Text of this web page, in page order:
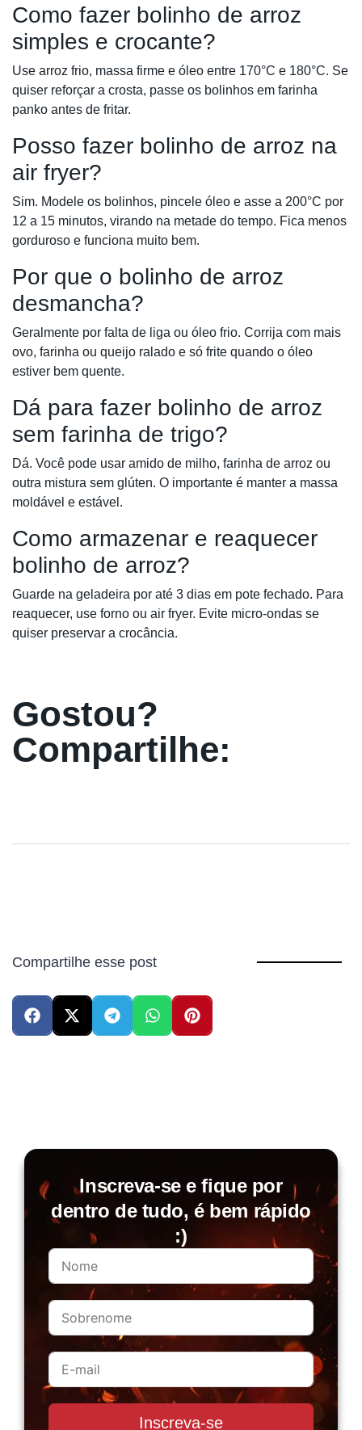
Como fazer bolinho de arroz
simples e crocante?
Use arroz frio, massa firme e óleo entre 170°C e 180°C. Se
quiser reforçar a crosta, passe os bolinhos em farinha
panko antes de fritar.
Posso fazer bolinho de arroz na
air fryer?
Sim. Modele os bolinhos, pincele óleo e asse a 200°C por
12 a 15 minutos, virando na metade do tempo. Fica menos
gorduroso e funciona muito bem.
Por que o bolinho de arroz
desmancha?
Geralmente por falta de liga ou óleo frio. Corrija com mais
ovo, farinha ou queijo ralado e só frite quando o óleo
estiver bem quente.
Dá para fazer bolinho de arroz
sem farinha de trigo?
Dá. Você pode usar amido de milho, farinha de arroz ou
outra mistura sem glúten. O importante é manter a massa
moldável e estável.
Como armazenar e reaquecer
bolinho de arroz?
Guarde na geladeira por até 3 dias em pote fechado. Para
reaquecer, use forno ou air fryer. Evite micro-ondas se
quiser preservar a crocância.
Gostou?
Compartilhe:
Compartilhe esse post
Inscreva-se e fique por
dentro de tudo, é bem rápido
:)
Inscreva-se